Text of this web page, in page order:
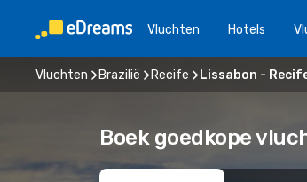
Vluchten Hotels
Vluchten Brazilië Recife Lissabon -
Boek goedkope